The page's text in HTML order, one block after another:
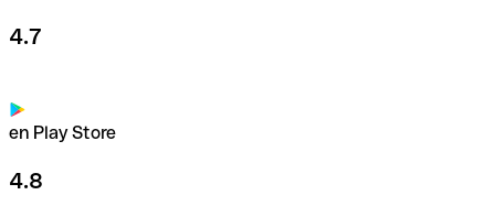
4.7
en Play Store
4.8